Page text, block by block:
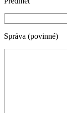
Správa (povinné)